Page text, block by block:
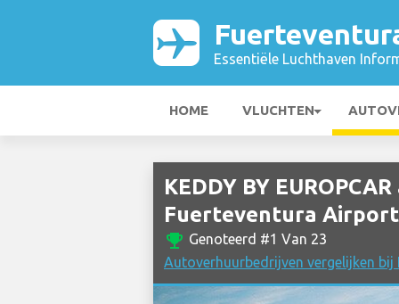
Essentiële Luchthaven
HOME VLUCHTEN
KEDDY BY
Fuerteventura Airport
emoji_events Genoteerd #1 Van 23
Autoverhuurbedrijven vergelijken